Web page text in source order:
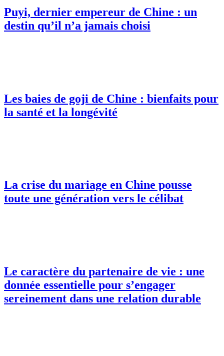
Puyi, dernier empereur de Chine : un
destin qu’il n’a jamais choisi
Les baies de goji de Chine : bienfaits pour
la santé et la longévité
La crise du mariage en Chine pousse
toute une génération vers le célibat
Le caractère du partenaire de vie : une
donnée essentielle pour s’engager
sereinement dans une relation durable